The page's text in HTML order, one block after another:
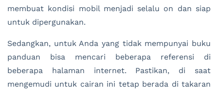
membuat kondisi mobil menjadi selalu on dan siap
untuk dipergunakan.
Sedangkan, untuk Anda yang tidak mempunyai buku
panduan bisa mencari beberapa referensi di
beberapa halaman internet. Pastikan, di saat
mengemudi untuk cairan ini tetap berada di takaran